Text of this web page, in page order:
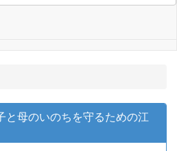
と母のいのちを守るための江